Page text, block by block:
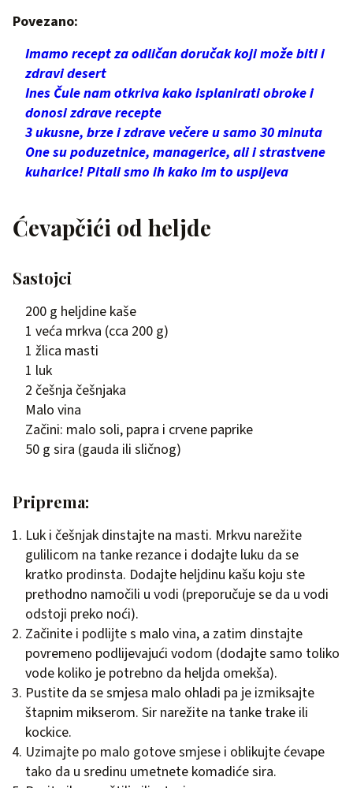
Povezano:
Imamo recept za odličan doručak koji može biti i
zdravi desert
Ines Čule nam otkriva kako isplanirati obroke i
donosi zdrave recepte
3 ukusne, brze i zdrave večere u samo 30 minuta
One su poduzetnice, managerice, ali i strastvene
kuharice! Pitali smo ih kako im to uspijeva
Ćevapčići od heljde
Sastojci
200 g heljdine kaše
1 veća mrkva (cca 200 g)
1 žlica masti
1 luk
2 češnja češnjaka
Malo vina
Začini: malo soli, papra i crvene paprike
50 g sira (gauda ili sličnog)
Priprema:
Luk i češnjak dinstajte na masti. Mrkvu narežite
gulilicom na tanke rezance i dodajte luku da se
kratko prodinsta. Dodajte heljdinu kašu koju ste
prethodno namočili u vodi (preporučuje se da u vodi
odstoji preko noći).
Začinite i podlijte s malo vina, a zatim dinstajte
povremeno podlijevajući vodom (dodajte samo toliko
vode koliko je potrebno da heljda omekša).
Pustite da se smjesa malo ohladi pa je izmiksajte
štapnim mikserom. Sir narežite na tanke trake ili
kockice.
Uzimajte po malo gotove smjese i oblikujte ćevape
tako da u sredinu umetnete komadiće sira.